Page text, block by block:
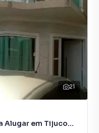
21
Alugar em Tijuco